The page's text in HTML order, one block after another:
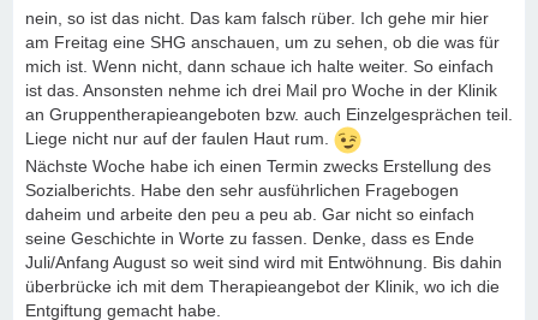
nein, so ist das nicht. Das kam falsch rüber. Ich gehe mir hier
am Freitag eine SHG anschauen, um zu sehen, ob die was für
mich ist. Wenn nicht, dann schaue ich halte weiter. So einfach
ist das. Ansonsten nehme ich drei Mail pro Woche in der Klinik
an Gruppentherapieangeboten bzw. auch Einzelgesprächen teil.
Liege nicht nur auf der faulen Haut rum.
Nächste Woche habe ich einen Termin zwecks Erstellung des
Sozialberichts. Habe den sehr ausführlichen Fragebogen
daheim und arbeite den peu a peu ab. Gar nicht so einfach
seine Geschichte in Worte zu fassen. Denke, dass es Ende
Juli/Anfang August so weit sind wird mit Entwöhnung. Bis dahin
überbrücke ich mit dem Therapieangebot der Klinik, wo ich die
Entgiftung gemacht habe.